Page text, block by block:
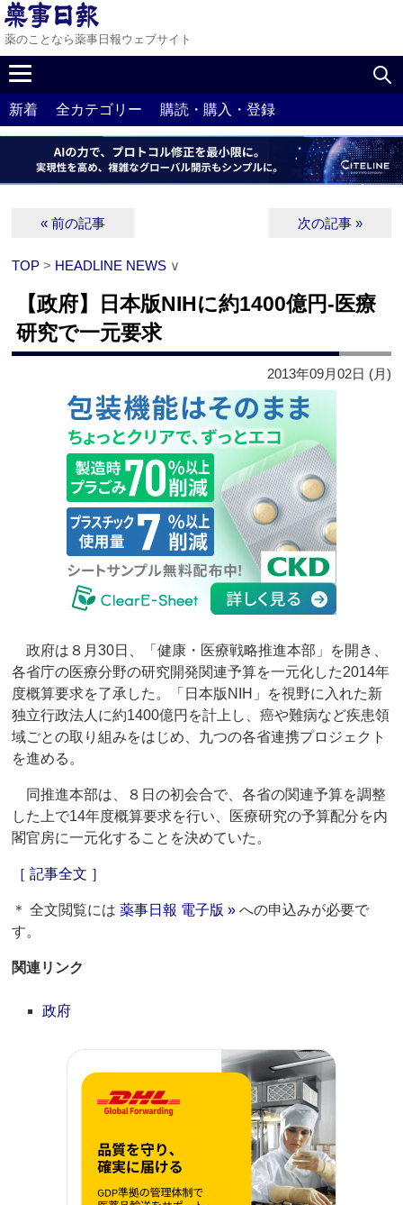
薬のことなら薬事日報ウェブサイト
新着 全カテゴリー 購読・購入・登録
« 前の記事 次の記事 »
TOP > HEADLINE NEWS ∨
【政府】日本版NIHに約1400億円‐医療
研究で一元要求
2013年09月02日 (月)
政府は８月30日、「健康・医療戦略推進本部」を開き、
各省庁の医療分野の研究開発関連予算を一元化した2014年
度概算要求を了承した。「日本版NIH」を視野に入れた新
独立行政法人に約1400億円を計上し、癌や難病など疾患領
域ごとの取り組みをはじめ、九つの各省連携プロジェクト
を進める。
同推進本部は、８日の初会合で、各省の関連予算を調整
した上で14年度概算要求を行い、医療研究の予算配分を内
閣官房に一元化することを決めていた。
［ 記事全文 ］
＊ 全文閲覧には薬事日報 電子版 » への申込みが必要で
す。
関連リンク
政府